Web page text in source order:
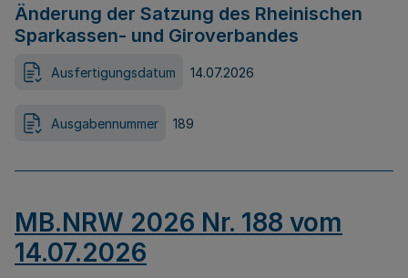
Änderung der Satzung des Rheinischen
Sparkassen- und Giroverbandes
Ausfertigungsdatum 14.07.2026
Ausgabennummer 189
MB.NRW 2026 Nr. 188 vom
14.07.2026